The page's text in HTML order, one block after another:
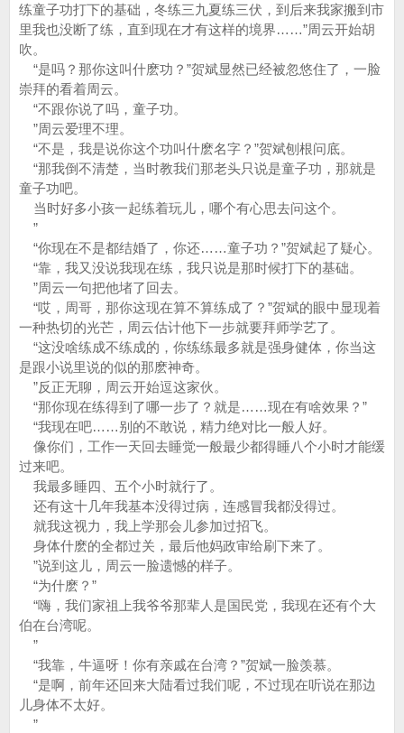
练童子功打下的基础，冬练三九夏练三伏，到后来我家搬到市
里我也没断了练，直到现在才有这样的境界……”周云开始胡
吹。
“是吗？那你这叫什麽功？”贺斌显然已经被忽悠住了，一脸
崇拜的看着周云。
“不跟你说了吗，童子功。
”周云爱理不理。
“不是，我是说你这个功叫什麽名字？”贺斌刨根问底。
“那我倒不清楚，当时教我们那老头只说是童子功，那就是
童子功吧。
当时好多小孩一起练着玩儿，哪个有心思去问这个。
”
“你现在不是都结婚了，你还……童子功？”贺斌起了疑心。
“靠，我又没说我现在练，我只说是那时候打下的基础。
”周云一句把他堵了回去。
“哎，周哥，那你这现在算不算练成了？”贺斌的眼中显现着
一种热切的光芒，周云估计他下一步就要拜师学艺了。
“这没啥练成不练成的，你练练最多就是强身健体，你当这
是跟小说里说的似的那麽神奇。
”反正无聊，周云开始逗这家伙。
“那你现在练得到了哪一步了？就是……现在有啥效果？”
“我现在吧……别的不敢说，精力绝对比一般人好。
像你们，工作一天回去睡觉一般最少都得睡八个小时才能缓
过来吧。
我最多睡四、五个小时就行了。
还有这十几年我基本没得过病，连感冒我都没得过。
就我这视力，我上学那会儿参加过招飞。
身体什麽的全都过关，最后他妈政审给刷下来了。
”说到这儿，周云一脸遗憾的样子。
“为什麽？”
“嗨，我们家祖上我爷爷那辈人是国民党，我现在还有个大
伯在台湾呢。
”
“我靠，牛逼呀！你有亲戚在台湾？”贺斌一脸羡慕。
“是啊，前年还回来大陆看过我们呢，不过现在听说在那边
儿身体不太好。
”